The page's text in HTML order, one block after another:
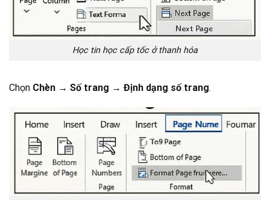
Học tin học cấp tốc ở thanh hóa
Chọn Chèn → Số trang → Định dạng số trang.